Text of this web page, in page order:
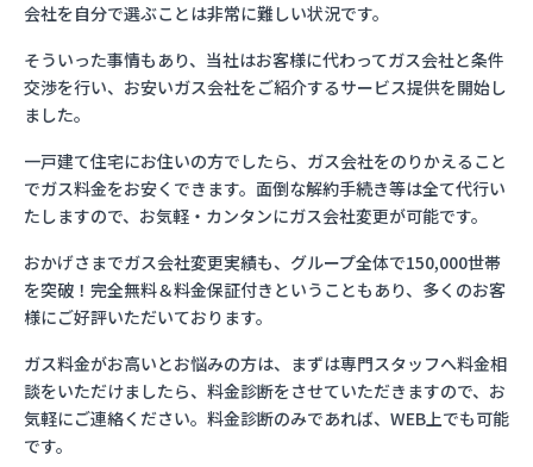
会社を自分で選ぶことは非常に難しい状況です。
そういった事情もあり、当社はお客様に代わってガス会社と条件
交渉を行い、お安いガス会社をご紹介するサービス提供を開始し
ました。
一戸建て住宅にお住いの方でしたら、ガス会社をのりかえること
でガス料金をお安くできます。面倒な解約手続き等は全て代行い
たしますので、お気軽・カンタンにガス会社変更が可能です。
おかげさまでガス会社変更実績も、グループ全体で150,000世帯
を突破！完全無料＆料金保証付きということもあり、多くのお客
様にご好評いただいております。
ガス料金がお高いとお悩みの方は、まずは専門スタッフへ料金相
談をいただけましたら、料金診断をさせていただきますので、お
気軽にご連絡ください。料金診断のみであれば、WEB上でも可能
です。